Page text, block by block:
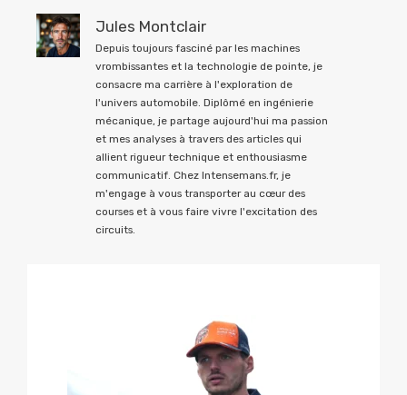
Jules Montclair
Depuis toujours fasciné par les machines
vrombissantes et la technologie de pointe, je
consacre ma carrière à l'exploration de
l'univers automobile. Diplômé en ingénierie
mécanique, je partage aujourd'hui ma passion
et mes analyses à travers des articles qui
allient rigueur technique et enthousiasme
communicatif. Chez Intensemans.fr, je
m'engage à vous transporter au cœur des
courses et à vous faire vivre l'excitation des
circuits.